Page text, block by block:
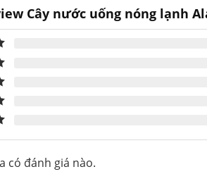
Cây nước uống nóng lạnh
có đánh giá nào.